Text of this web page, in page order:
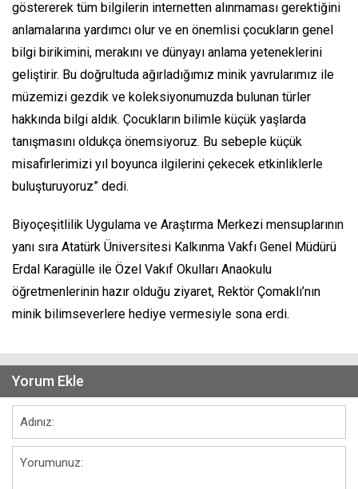
göstererek tüm bilgilerin internetten alınmaması gerektiğini
anlamalarına yardımcı olur ve en önemlisi çocukların genel
bilgi birikimini, merakını ve dünyayı anlama yeteneklerini
geliştirir. Bu doğrultuda ağırladığımız minik yavrularımız ile
müzemizi gezdik ve koleksiyonumuzda bulunan türler
hakkında bilgi aldık. Çocukların bilimle küçük yaşlarda
tanışmasını oldukça önemsiyoruz. Bu sebeple küçük
misafirlerimizi yıl boyunca ilgilerini çekecek etkinliklerle
buluşturuyoruz” dedi.
Biyoçeşitlilik Uygulama ve Araştırma Merkezi mensuplarının
yanı sıra Atatürk Üniversitesi Kalkınma Vakfı Genel Müdürü
Erdal Karagülle ile Özel Vakıf Okulları Anaokulu
öğretmenlerinin hazır olduğu ziyaret, Rektör Çomaklı’nın
minik bilimseverlere hediye vermesiyle sona erdi.
Yorum Ekle